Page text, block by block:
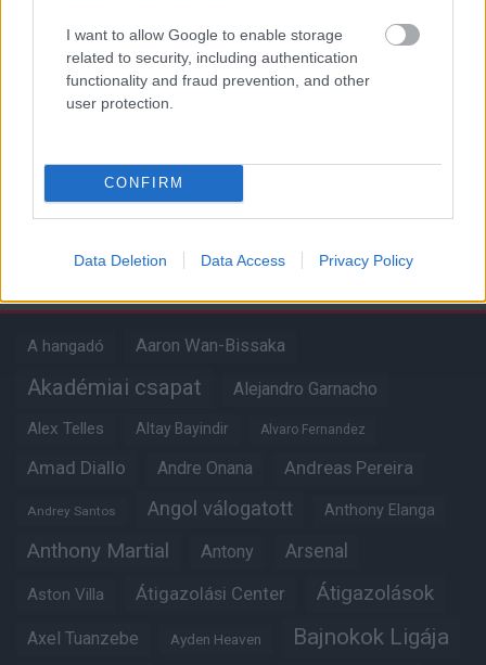
I want to allow Google to enable storage
related to security, including authentication
functionality and fraud prevention, and other
user protection.
CONFIRM
Data Deletion Data Access Privacy Policy
Címkék
A hangadó Aaron Wan-Bissaka
Akadémiai csapat Alejandro Garnacho
Alex Telles Altay Bayindir Alvaro Fernandez
Amad Diallo Andre Onana Andreas Pereira
Andrey Santos Angol válogatott Anthony Elanga
Anthony Martial Antony Arsenal
Aston Villa Átigazolási Center Átigazolások
Axel Tuanzebe Ayden Heaven Bajnokok Ligája